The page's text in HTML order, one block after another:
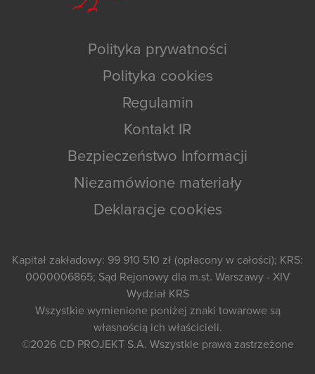
Polityka prywatności
Polityka cookies
Regulamin
Kontakt IR
Bezpieczeństwo Informacji
Niezamówione materiały
Deklaracje cookies
Kapitał zakładowy: 99 910 510 zł (opłacony w całości); KRS:
0000006865; Sąd Rejonowy dla m.st. Warszawy - XIV
Wydział KRS
Wszystkie wymienione poniżej znaki towarowe są
własnością ich właścicieli.
©2026 CD PROJEKT S.A. Wszystkie prawa zastrzeżone